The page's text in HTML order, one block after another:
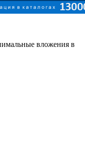
вложения в